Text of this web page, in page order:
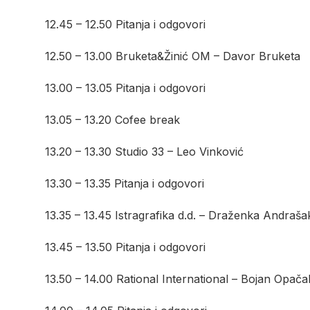
12.45 – 12.50 Pitanja i odgovori
12.50 – 13.00 Bruketa&Žinić OM – Davor Bruketa
13.00 – 13.05 Pitanja i odgovori
13.05 – 13.20 Cofee break
13.20 – 13.30 Studio 33 – Leo Vinković
13.30 – 13.35 Pitanja i odgovori
13.35 – 13.45 Istragrafika d.d. – Draženka
13.45 – 13.50 Pitanja i odgovori
13.50 – 14.00 Rational International – Bojan